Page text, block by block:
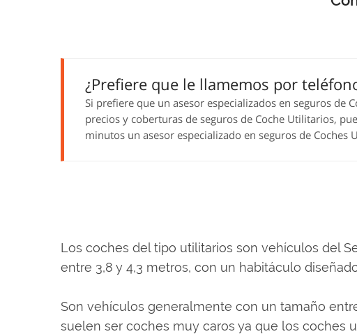
¿Prefiere que le llamemos por
Si prefiere que un asesor especializados en seguros
precios y coberturas de seguros de Coche Utilitarios,
minutos un asesor especializado en seguros de
Los coches del tipo utilitarios son vehículos del
entre 3,8 y 4,3 metros, con un habitáculo
Son vehículos generalmente con un tamaño
suelen ser coches muy caros ya que los coches